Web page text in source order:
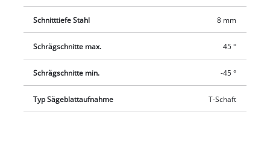
Schnitttiefe Stahl 8 mm
Schrägschnitte max. 45 °
Schrägschnitte min. -45 °
Typ Sägeblattaufnahme T-Schaft